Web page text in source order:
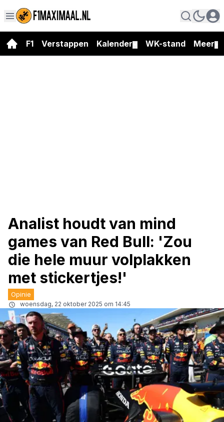
F1 Verstappen Kalender WK-stand Meer
Analist houdt van mind
games van Red Bull: 'Zou
die hele muur volplakken
met stickertjes!'
Opinie
woensdag, 22 oktober 2025 om 14:45